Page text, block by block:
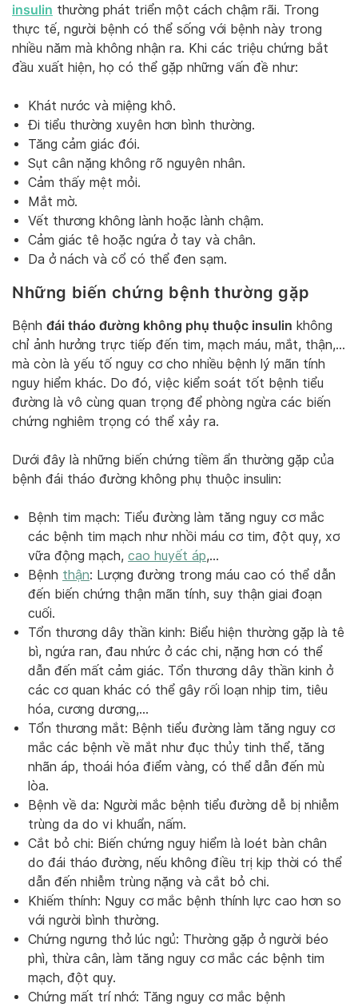
insulin thường phát triển một cách chậm rãi. Trong
thực tế, người bệnh có thể sống với bệnh này trong
nhiều năm mà không nhận ra. Khi các triệu chứng bắt
đầu xuất hiện, họ có thể gặp những vấn đề như:
Khát nước và miệng khô.
Đi tiểu thường xuyên hơn bình thường.
Tăng cảm giác đói.
Sụt cân nặng không rõ nguyên nhân.
Cảm thấy mệt mỏi.
Mắt mờ.
Vết thương không lành hoặc lành chậm.
Cảm giác tê hoặc ngứa ở tay và chân.
Da ở nách và cổ có thể đen sạm.
Những biến chứng bệnh thường gặp
Bệnh đái tháo đường không phụ thuộc insulin không
chỉ ảnh hưởng trực tiếp đến tim, mạch máu, mắt, thận,…
mà còn là yếu tố nguy cơ cho nhiều bệnh lý mãn tính
nguy hiểm khác. Do đó, việc kiểm soát tốt bệnh tiểu
đường là vô cùng quan trọng để phòng ngừa các biến
chứng nghiêm trọng có thể xảy ra.
Dưới đây là những biến chứng tiềm ẩn thường gặp của
bệnh đái tháo đường không phụ thuộc insulin:
Bệnh tim mạch: Tiểu đường làm tăng nguy cơ mắc
các bệnh tim mạch như nhồi máu cơ tim, đột quỵ, xơ
vữa động mạch, cao huyết áp,…
Bệnh thận: Lượng đường trong máu cao có thể dẫn
đến biến chứng thận mãn tính, suy thận giai đoạn
cuối.
Tổn thương dây thần kinh: Biểu hiện thường gặp là tê
bì, ngứa ran, đau nhức ở các chi, nặng hơn có thể
dẫn đến mất cảm giác. Tổn thương dây thần kinh ở
các cơ quan khác có thể gây rối loạn nhịp tim, tiêu
hóa, cương dương,…
Tổn thương mắt: Bệnh tiểu đường làm tăng nguy cơ
mắc các bệnh về mắt như đục thủy tinh thể, tăng
nhãn áp, thoái hóa điểm vàng, có thể dẫn đến mù
lòa.
Bệnh về da: Người mắc bệnh tiểu đường dễ bị nhiễm
trùng da do vi khuẩn, nấm.
Cắt bỏ chi: Biến chứng nguy hiểm là loét bàn chân
do đái tháo đường, nếu không điều trị kịp thời có thể
dẫn đến nhiễm trùng nặng và cắt bỏ chi.
Khiếm thính: Nguy cơ mắc bệnh thính lực cao hơn so
với người bình thường.
Chứng ngưng thở lúc ngủ: Thường gặp ở người béo
phì, thừa cân, làm tăng nguy cơ mắc các bệnh tim
mạch, đột quỵ.
Chứng mất trí nhớ: Tăng nguy cơ mắc bệnh